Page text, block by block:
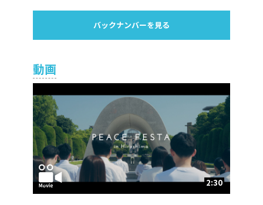
バックナンバーを見る
動画
2:30